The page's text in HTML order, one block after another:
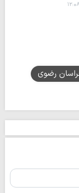
رضوی